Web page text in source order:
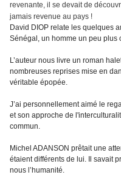
revenante, il se devait de
jamais revenue au pays !
David DIOP relate les quelques
Sénégal, un homme un peu plus
L’auteur nous livre un roman
nombreuses reprises mise en
véritable épopée.
J’ai personnellement aimé le
et son approche de
commun.
Michel ADANSON prêtait une
étaient différents de lui. Il savait
nous l’humanité.